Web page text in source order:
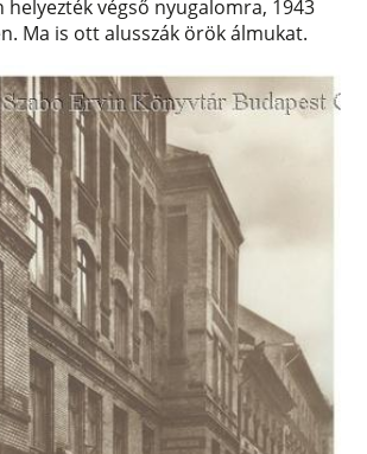
végső nyugalomra, 1943
Ma is ott alusszák örök álmukat.